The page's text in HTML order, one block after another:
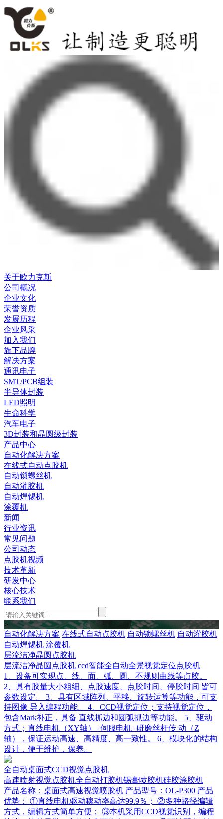
关于欧力克斯
公司概况
企业文化
荣誉资质
发展历程
企业风采
加入我们
旗下品牌
解决方案
通讯电子
SMT/PCB组装
半导体封装
LED照明
生命科学
汽车电子
3D封装和晶圆级封装
产品中心
自动化解决方案
在线式自动点胶机
自动锁螺丝机
自动灌胶机
自动焊锡机
涂覆机
新闻
行业资讯
常见问题
公司动态
点胶机视频
技术革新
研发中心
核心技术
联系我们
>
自动化解决方案 在线式自动点胶机 自动锁螺丝机 自动灌胶机
自动焊锡机 涂覆机
层流洁净晶圆点胶机
层流洁净晶圆点胶机 ccd智能全自动全景视觉定位点胶机
1、设备可实现点、线、面、弧、圆、不规则曲线等点胶。
2、具有胶量大小粗细、点胶速度、点胶时间、停胶时间 皆可
参数设定。 3、具有区域阵列、平移、旋转运算等功能，可支
持图像 导入编程功能。 4、CCD视觉定位；支持视觉定位，
包含Mark补正，具备 直线抓边和圆弧抓边等功能。 5、驱动
方式；直线电机（XY轴）+伺服电机+研磨丝杆传 动（Z
轴），保证运动高速、高精度、高一致性。 6、模块化的结构
设计，便于维护，保养。
全自动桌面式CCD视觉点胶机
高速喷射视觉点胶机全自动打胶机锡膏喷胶机硅胶涂胶机
产品名称：桌面式高速视觉喷胶机 产品型号：OL-P300 产品
优势： ①直线电机驱动稼动率高达99.9％； ②多种路径编辑
方式，编辑方式简单方便； ③本机采用CCD视觉识别，编程